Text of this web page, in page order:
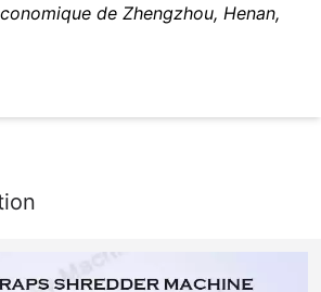
de Zhengzhou, Henan,